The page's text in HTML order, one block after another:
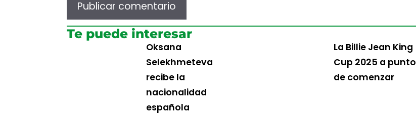
Te puede interesar
Oksana
Selekhmeteva
recibe la
nacionalidad
española
La Billie Jean King
Cup 2025 a punto
de comenzar